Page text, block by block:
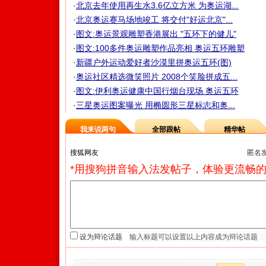
·北京去年使用再生水3.6亿立方米 为奥运湖...
·北京奥运赛马场地竣工 将交付"好运北京"...
·图文:奥运景观雕塑香港展出 "五环下的健儿"
·图文:100多件奥运雕塑作品亮相 奥运五环雕塑
·新疆户外运动爱好者沙漠里拼奥运五环(图)
·奥运社区精选微笑照片 2008个笑脸拼成五...
·图文:伊利奥运健康中国行烟台现场 奥运五环
·三星奥运图案曝光 用椭圆形三星标志和奥...
我来说两句 全部跟帖 精华帖
匿名
*用搜狗拼音输入法发帖子，体验更流畅
设为辩论话题